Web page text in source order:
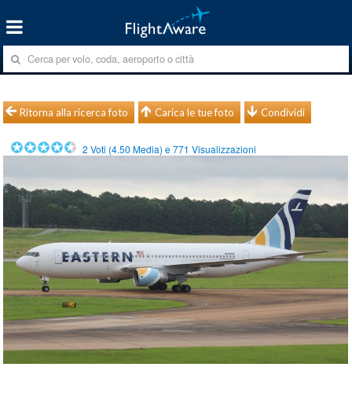
Ritorna alla ricerca foto Carica le tue foto Condividi
2 Voti (4.50 Media) e771 Visualizzazioni